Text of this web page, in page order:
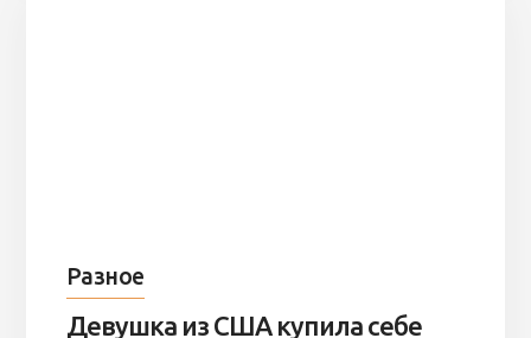
Разное
Девушка из США купила себе